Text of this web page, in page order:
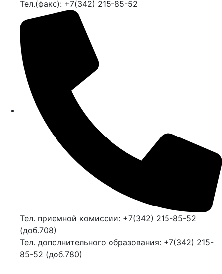
Тел.(факс): +7(342) 215-85-52
Тел. приемной комиссии: +7(342) 215-85-52
(доб.708)
Тел. дополнительного образования: +7(342) 215-
85-52 (доб.780)